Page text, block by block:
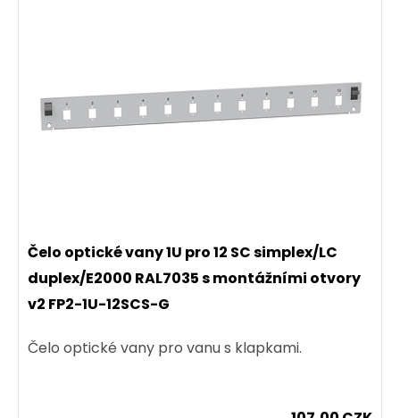
Čelo optické vany 1U pro 12 SC simplex/LC
duplex/E2000 RAL7035 s montážními otvory
v2 FP2-1U-12SCS-G
Čelo optické vany pro vanu s klapkami.